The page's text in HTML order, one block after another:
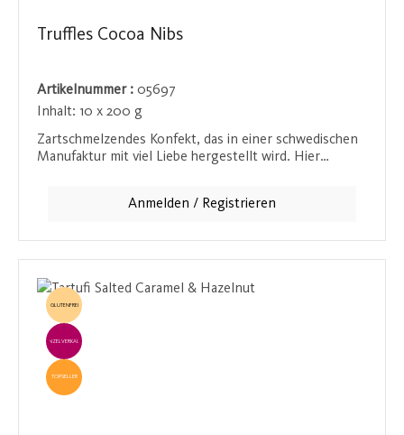
Truffles Cocoa Nibs
Artikelnummer : 05697
Inhalt: 10 x 200 g
Zartschmelzendes Konfekt, das in einer schwedischen
Manufaktur mit viel Liebe hergestellt wird. Hier
Kakaobohnensplitter. Die Textur der Schokolade wird
einzigartiger Biss und ein intensiver Kakaogeschmack
entstehen. Ein Genuss für wahre Kakaoliebhaber!
Anmelden / Registrieren
GLUTENFREI
EINZELVERKAUF
TOPSELLER